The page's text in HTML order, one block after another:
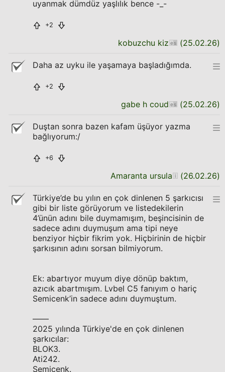
uyanmak dümdüz yaşlılık bence -_-
+2
kobuzchu kiz (25.02.26)
Daha az uyku ile yaşamaya başladığımda.
+2
gabe h coud (25.02.26)
Duştan sonra bazen kafam üşüyor yazma
bağlıyorum:/
+6
Amaranta ursula (26.02.26)
Türkiye’de bu yılın en çok dinlenen 5 şarkıcısı
gibi bir liste görüyorum ve listedekilerin
4’ünün adını bile duymamışım, beşincisinin de
sadece adını duymuşum ama tipi neye
benziyor hiçbir fikrim yok. Hiçbirinin de hiçbir
şarkısının adını sorsan bilmiyorum.
Ek: abartıyor muyum diye dönüp baktım,
azıcık abartmışım. Lvbel C5 fanıyım o hariç
Semicenk’in sadece adını duymuştum.
——
2025 yılında Türkiye'de en çok dinlenen
şarkıcılar:
BLOK3.
Ati242.
Semicenk.